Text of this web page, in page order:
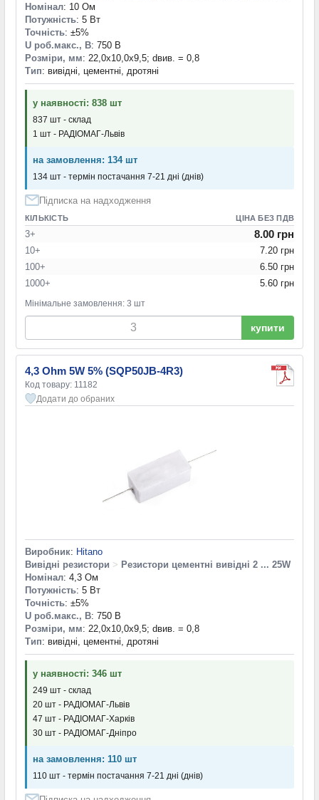
Номінал: 10 Ом
Потужність: 5 Вт
Точність: ±5%
U роб.макс., В: 750 В
Розміри, мм: 22,0x10,0x9,5; dвив. = 0,8
Тип: вивідні, цементні, дротяні
у наявності: 838 шт
837 шт - склад
1 шт - РАДІОМАГ-Львів
на замовлення: 134 шт
134 шт - термін постачання 7-21 дні (днів)
Підписка на надходження
КІЛЬКІСТЬ ЦІНА БЕЗ ПДВ
3+ 8.00 грн
10+
7.20 грн
100+
6.50 грн
1000+
5.60 грн
Мінімальне замовлення: 3 шт
купити
4,3 Ohm 5W 5% (SQP50JB-4R3)
Код товару: 11182
Додати до обраних
Виробник: Hitano
Вивідні резистори > Резистори цементні вивідні 2 ... 25W
Номінал: 4,3 Ом
Потужність: 5 Вт
Точність: ±5%
U роб.макс., В: 750 В
Розміри, мм: 22,0x10,0x9,5; dвив. = 0,8
Тип: вивідні, цементні, дротяні
у наявності: 346 шт
249 шт - склад
20 шт - РАДІОМАГ-Львів
47 шт - РАДІОМАГ-Харків
30 шт - РАДІОМАГ-Дніпро
на замовлення: 110 шт
110 шт - термін постачання 7-21 дні (днів)